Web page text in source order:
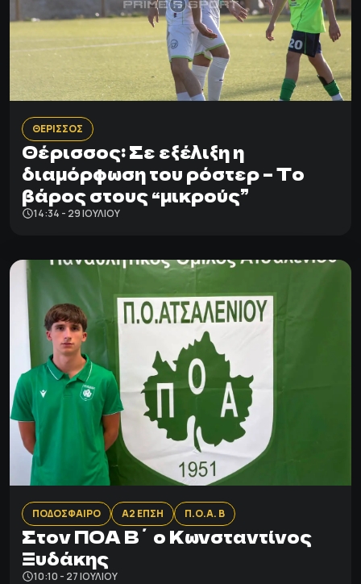
ΘΕΡΙΣΣΟΣ
Θέρισσος: Σε εξέλιξη η
διαμόρφωση του ρόστερ – Το
βάρος στους “μικρούς”
14:34 - 29 ΙΟΥΛΊΟΥ
ΠΟΔΟΣΦΑΙΡΟ Α2 ΕΠΣΗ Π.Ο.Α. Β
Στον ΠΟΑ Β΄ ο Κωνσταντίνος
Ξυδάκης
10:10 - 27 ΙΟΥΛΊΟΥ